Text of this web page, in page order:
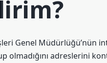
Genel
olmadığını adreslerini